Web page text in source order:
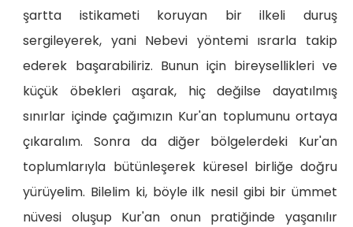
şartta istikameti koruyan bir ilkeli duruş
sergileyerek, yani Nebevi yöntemi ısrarla takip
ederek başarabiliriz. Bunun için bireysellikleri ve
küçük öbekleri aşarak, hiç değilse dayatılmış
sınırlar içinde çağımızın Kur'an toplumunu ortaya
çıkaralım. Sonra da diğer bölgelerdeki Kur'an
toplumlarıyla bütünleşerek küresel birliğe doğru
yürüyelim. Bilelim ki, böyle ilk nesil gibi bir ümmet
nüvesi oluşup Kur'an onun pratiğinde yaşanılır